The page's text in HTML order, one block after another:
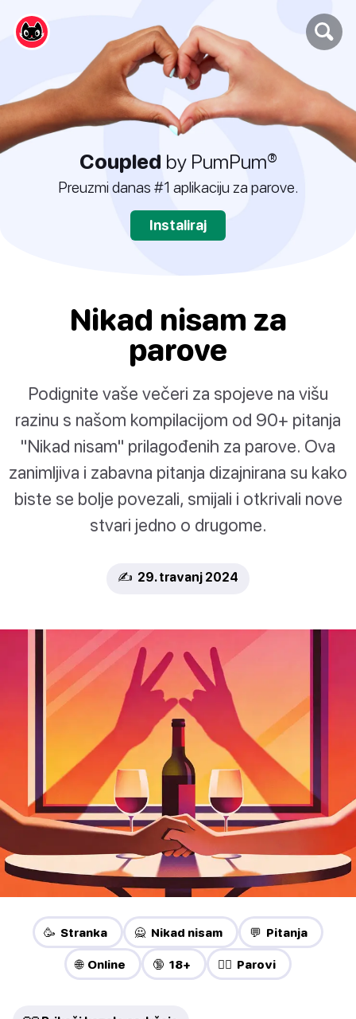
Coupled by PumPum®
Preuzmi danas #1 aplikaciju za parove.
Instaliraj
Nikad nisam za
parove
Podignite vaše večeri za spojeve na višu
razinu s našom kompilacijom od 90+ pitanja
"Nikad nisam" prilagođenih za parove. Ova
zanimljiva i zabavna pitanja dizajnirana su kako
biste se bolje povezali, smijali i otkrivali nove
stvari jedno o drugome.
✍️ 29. travanj 2024
🥳 Stranka 🙅 Nikad nisam 💬 Pitanja
🌐 Online 🔞 18+ ❤️‍🔥 Parovi